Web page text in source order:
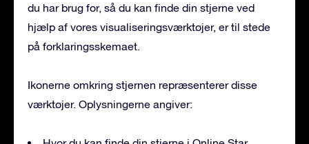
du har brug for, så du kan finde din stjerne ved
hjælp af vores visualiseringsværktøjer, er til stede
på forklaringsskemaet.
Ikonerne omkring stjernen repræsenterer disse
værktøjer. Oplysningerne angiver: